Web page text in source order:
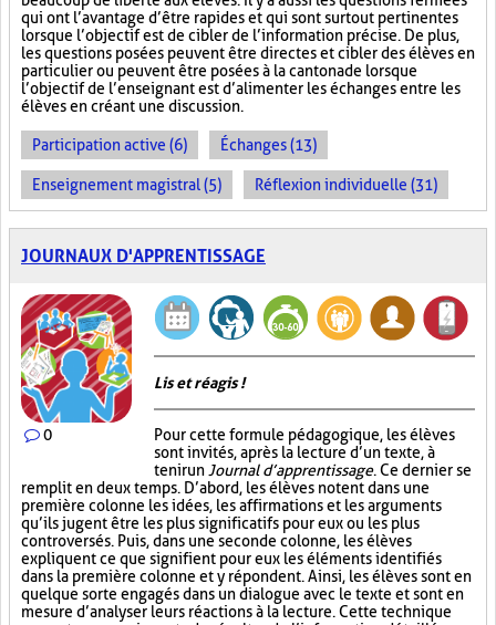
qui ont l’avantage d’être rapides et qui sont surtout pertinentes
lorsque l’objectif est de cibler de l’information précise. De plus,
les questions posées peuvent être directes et cibler des élèves en
particulier ou peuvent être posées à la cantonade lorsque
l’objectif de l’enseignant est d’alimenter les échanges entre les
élèves en créant une discussion.
Participation active (6) Échanges (13)
Enseignement magistral (5) Réflexion individuelle (31)
JOURNAUX D'APPRENTISSAGE
0
Lis et réagis !
Pour cette formule pédagogique, les élèves
sont invités, après la lecture d’un texte, à
tenir un Journal d’apprentissage. Ce dernier se
remplit en deux temps. D’abord, les élèves notent dans une
première colonne les idées, les affirmations et les arguments
qu’ils jugent être les plus significatifs pour eux ou les plus
controversés. Puis, dans une seconde colonne, les élèves
expliquent ce que signifient pour eux les éléments identifiés
dans la première colonne et y répondent. Ainsi, les élèves sont en
quelque sorte engagés dans un dialogue avec le texte et sont en
mesure d’analyser leurs réactions à la lecture. Cette technique